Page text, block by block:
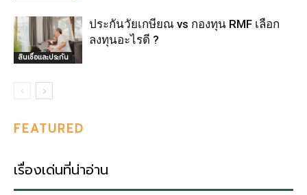
สินเชื่อและประกัน
ประกันวัยเกษียณ vs กองทุน RMF เลือก
ลงทุนอะไรดี ?
FEATURED
เรื่องเด่นที่น่าอ่าน